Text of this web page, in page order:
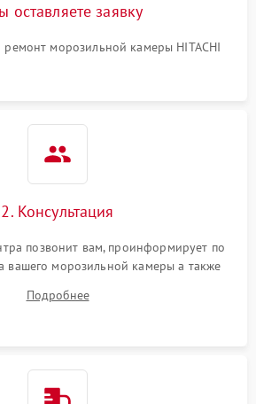
оставляете заявку
ремонт морозильной камеры HITACHI
2. Консультация
позвонит вам, проинформирует по
вашего морозильной камеры а также
Подробнее